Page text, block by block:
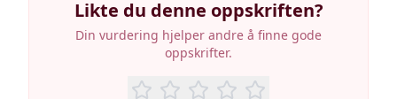
Likte du denne oppskriften?
Din vurdering hjelper andre å finne gode
oppskrifter.